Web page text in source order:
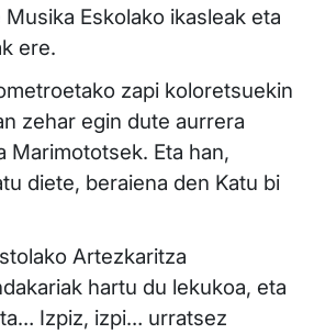
Eskolako ikasleak eta
ere.
zapi koloretsuekin
zehar egin dute aurrera
Marimototsek. Eta han,
diete, beraiena den Katu bi
Artezkaritza
hartu du lekukoa, eta
Izpiz, izpi… urratsez